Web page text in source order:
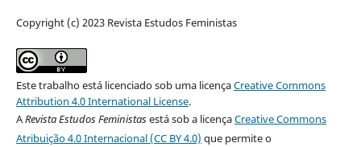
Copyright (c) 2023 Revista Estudos Feministas
Este trabalho está licenciado sob uma licençaCreative Commons
Attribution 4.0 International License.
ARevista Estudos Feministasestá sob a licençaCreative Commons
Atribuição 4.0 Internacional (CC BY 4.0) que permite o